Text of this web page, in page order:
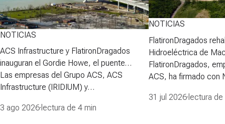
NOTICIAS
ACS Infrastructure y FlatironDragados
inauguran el Gordie Howe, el puente
atirantado más largo de Norteamérica
Las empresas del Grupo ACS, ACS
Infrastructure (IRIDIUM) y
la inauguraci&oacute;n del Puente
3 ago 2026· lectura de 4 min
NOTICIAS
FlatironDragados
Hidroeléctrica de
FlatironDragados,
ACS, ha firmado con
para desarrollar la
31 jul 2026· lectura de